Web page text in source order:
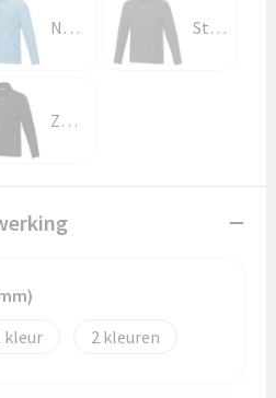
NXT-blauw Stormgrijs
Zwart
2